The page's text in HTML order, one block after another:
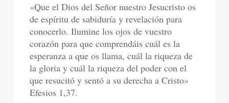
«Que el Dios del Señor nuestro Jesucristo os
de espíritu de sabiduría y revelación para
conocerlo. Ilumine los ojos de vuestro
corazón para que comprendáis cuál es la
esperanza a que os llama, cuál la riqueza de
la gloria y cuál la riqueza del poder con el
que resucitó y sentó a su derecha a Cristo»
Efesios 1,37.